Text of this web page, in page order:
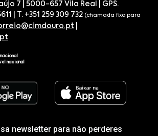
7 | 5000-657 Vila Real | GPS.
| T. +351 259 309 732 (chamada fixa para
nacional
newsletter para não perderes